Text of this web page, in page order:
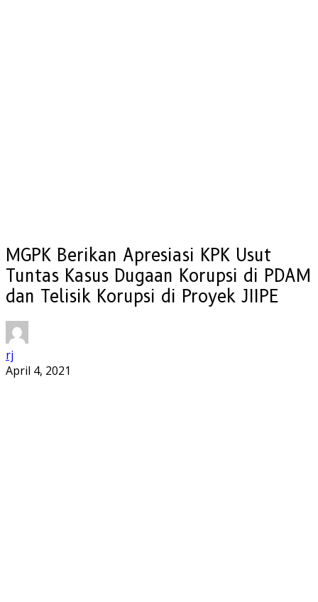
MGPK Berikan Apresiasi KPK Usut
Tuntas Kasus Dugaan Korupsi di PDAM
dan Telisik Korupsi di Proyek JIIPE
rj
April 4, 2021